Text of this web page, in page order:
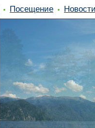
Посещение